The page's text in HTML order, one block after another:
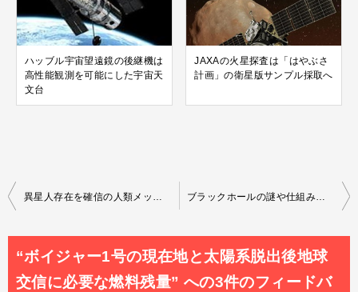
ハッブル宇宙望遠鏡の後継機は
高性能観測を可能にした宇宙天
文台
JAXAの火星探査は「はやぶさ
計画」の衛星版サンプル採取へ
投
ビ
異星人存在を確信の人類メッセージを搭載した探査機5機の現在地 ブラックホールの謎や仕組みを観測するx線天文衛星「ひとみ」の性能
“ボイジャー1号の現在地と太陽系脱出後地球
交信に必要な燃料残量” への3件のフィードバ